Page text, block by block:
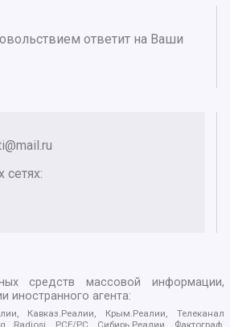
ответит на Ваши
средств массовой информации,
иностранного агента:
Кавказ.Реалии, Крым.Реалии, Телеканал
PCE/PC, Сибирь.Реалии, Фактограф,